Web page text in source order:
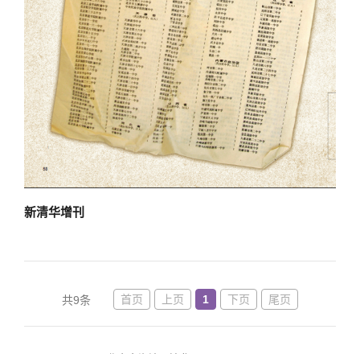
新清华增刊
共9条 首页 上页 1 下页 尾页